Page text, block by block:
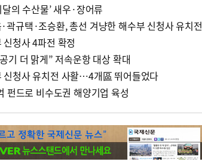
달의 수산물’ 새우·장어류
곽규택·조승환, 총선 겨냥한 해수부 신청사 유치전
신청사 4파전 확정
기 더 맑게” 저속운항 대상 확대
신청사 유치전 사활…4개區 뛰어들었다
펀드로 비수도권 해양기업 육성